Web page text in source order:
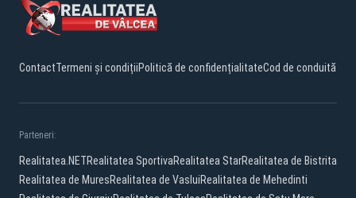
ContactTermeni și condițiiPolitică de confidențialitateCod de conduită
Parteneri:
Realitatea.NETRealitatea SportivaRealitatea StarRealitatea de Bistrita
Realitatea de MuresRealitatea de VasluiRealitatea de Mehedinti